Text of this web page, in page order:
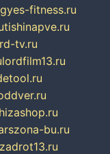
yes-fitness.ru
tishinapve.ru
tv.ru
lordfilm13.ru
bu.ru